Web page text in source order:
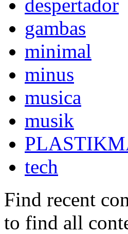
despertador
gambas
minimal
minus
musica
musik
tech
Find recent
to find all